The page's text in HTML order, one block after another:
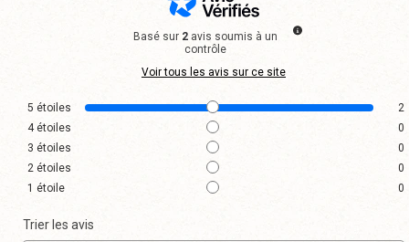
Basé sur 2 avis soumis à un
contrôle
Voir tous les avis sur ce site
5 étoiles
2
4 étoiles
0
3 étoiles
0
2 étoiles
0
1 étoile 0
Trier les avis